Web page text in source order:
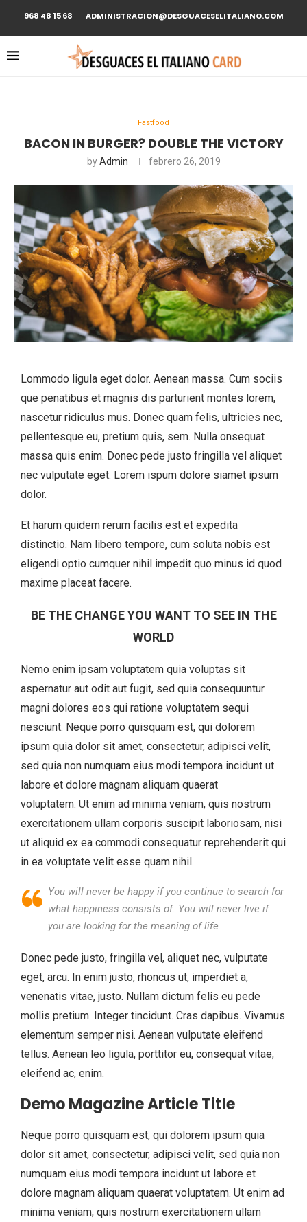
968 48 15 68 ADMINISTRACION@DESGUACESELITALIANO.COM
Fastfood
BACON IN BURGER? DOUBLE THE VICTORY
byAdmin febrero 26, 2019
Lommodo ligula eget dolor. Aenean massa. Cum sociis
que penatibus et magnis dis parturient montes lorem,
nascetur ridiculus mus. Donec quam felis, ultricies nec,
pellentesque eu, pretium quis, sem. Nulla onsequat
massa quis enim. Donec pede justo fringilla vel aliquet
nec vulputate eget. Lorem ispum dolore siamet ipsum
dolor.
Et harum quidem rerum facilis est et expedita
distinctio. Nam libero tempore, cum soluta nobis est
eligendi optio cumquer nihil impedit quo minus id quod
maxime placeat facere.
BE THE CHANGE YOU WANT TO SEE IN THE
WORLD
Nemo enim ipsam voluptatem quia voluptas sit
aspernatur aut odit aut fugit, sed quia consequuntur
magni dolores eos qui ratione voluptatem sequi
nesciunt. Neque porro quisquam est, qui dolorem
ipsum quia dolor sit amet, consectetur, adipisci velit,
sed quia non numquam eius modi tempora incidunt ut
labore et dolore magnam aliquam quaerat
voluptatem. Ut enim ad minima veniam, quis nostrum
exercitationem ullam corporis suscipit laboriosam, nisi
ut aliquid ex ea commodi consequatur reprehenderit qui
in ea voluptate velit esse quam nihil.
You will never be happy if you continue to search for
what happiness consists of. You will never live if
you are looking for the meaning of life.
Donec pede justo, fringilla vel, aliquet nec, vulputate
eget, arcu. In enim justo, rhoncus ut, imperdiet a,
venenatis vitae, justo. Nullam dictum felis eu pede
mollis pretium. Integer tincidunt. Cras dapibus. Vivamus
elementum semper nisi. Aenean vulputate eleifend
tellus. Aenean leo ligula, porttitor eu, consequat vitae,
eleifend ac, enim.
Demo Magazine Article Title
Neque porro quisquam est, qui dolorem ipsum quia
dolor sit amet, consectetur, adipisci velit, sed quia non
numquam eius modi tempora incidunt ut labore et
dolore magnam aliquam quaerat voluptatem. Ut enim ad
minima veniam, quis nostrum exercitationem ullam